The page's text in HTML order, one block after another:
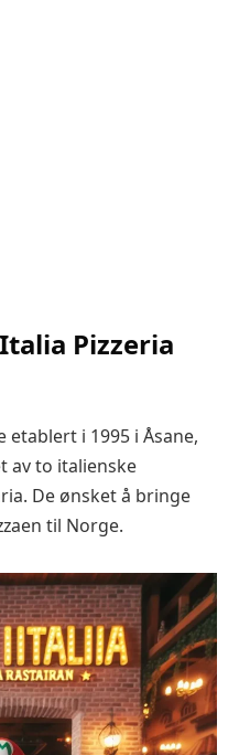
Pizzeria
etablert i 1995 i Åsane,
av to italienske
De ønsket å bringe
til Norge.